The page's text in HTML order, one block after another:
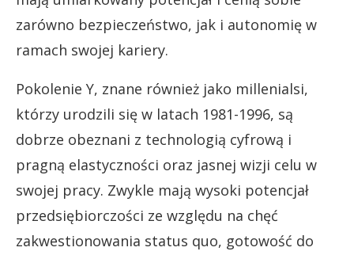
zarówno bezpieczeństwo, jak i autonomię w
ramach swojej kariery.
Pokolenie Y, znane również jako millenialsi,
którzy urodzili się w latach 1981-1996, są
dobrze obeznani z technologią cyfrową i
pragną elastyczności oraz jasnej wizji celu w
swojej pracy. Zwykle mają wysoki potencjał
przedsiębiorczości ze względu na chęć
zakwestionowania status quo, gotowość do